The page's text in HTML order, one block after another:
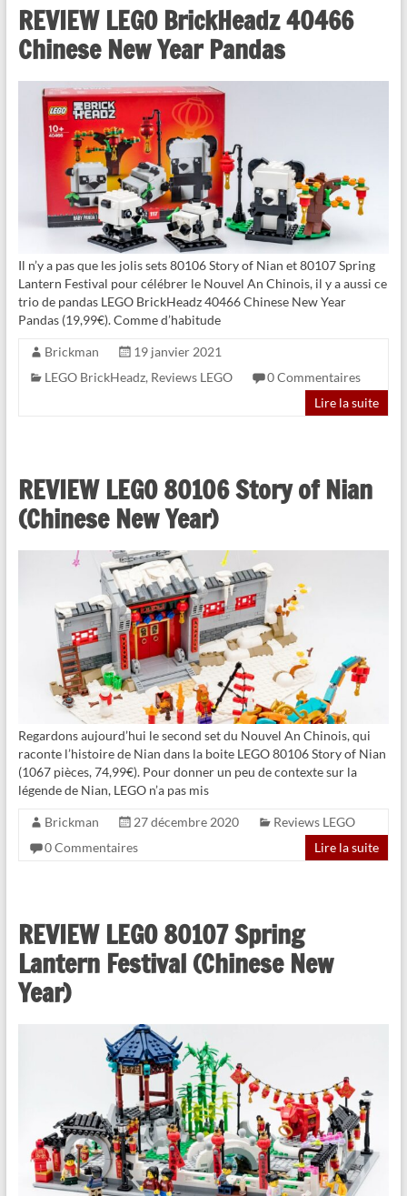
REVIEW LEGO BrickHeadz 40466
Chinese New Year Pandas
Il n’y a pas que les jolis sets 80106 Story of Nian et 80107 Spring
Lantern Festival pour célébrer le Nouvel An Chinois, il y a aussi ce
trio de pandas LEGO BrickHeadz 40466 Chinese New Year
Pandas (19,99€). Comme d’habitude
Brickman
19 janvier 2021
LEGO BrickHeadz, Reviews LEGO
0 Commentaires
Lire la suite
REVIEW LEGO 80106 Story of Nian
(Chinese New Year)
Regardons aujourd’hui le second set du Nouvel An Chinois, qui
raconte l’histoire de Nian dans la boite LEGO 80106 Story of Nian
(1067 pièces, 74,99€). Pour donner un peu de contexte sur la
légende de Nian, LEGO n’a pas mis
Brickman 27 décembre 2020
Reviews LEGO
0 Commentaires
Lire la suite
REVIEW LEGO 80107 Spring
Lantern Festival (Chinese New
Year)